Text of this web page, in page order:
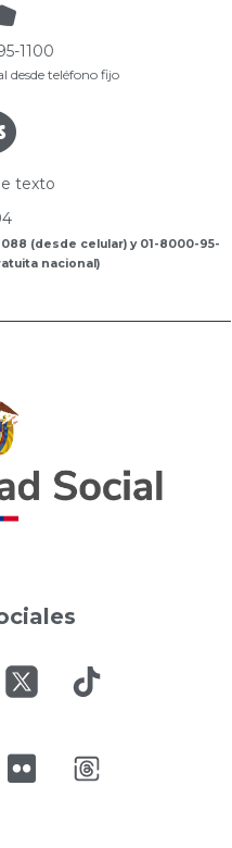
1100
desde teléfono fijo
texto
(desde celular) y 01-8000-95-
nacional)